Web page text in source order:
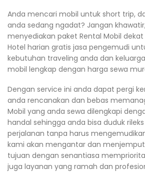
Anda mencari mobil untuk short trip,
anda sedang ngadat? Jangan
menyediakan paket Rental Mobil dekat
Hotel harian gratis jasa pengemudi
kebutuhan traveling anda dan
mobil lengkap dengan harga sewa
Dengan service ini anda dapat pergi
anda rencanakan dan bebas
Mobil yang anda sewa dilengkapi
handal sehingga anda bisa duduk
perjalanan tanpa harus
kami akan mengantar dan
tujuan dengan senantiasa
juga layanan yang ramah dan